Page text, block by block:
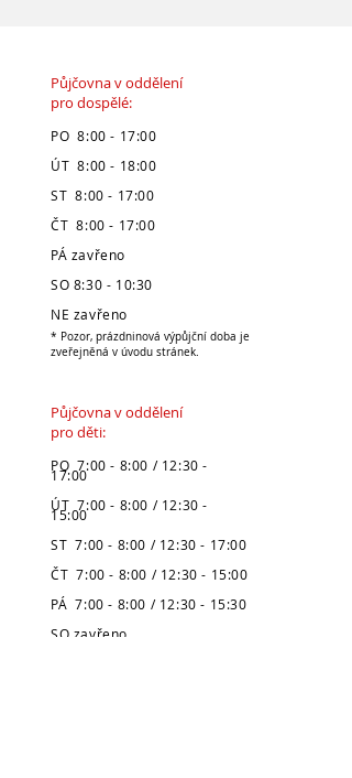
Půjčovna v oddělení
pro dospělé:
PO 8:00 - 17:00
ÚT 8:00 - 18:00
ST 8:00 - 17:00
ČT 8:00 - 17:00
PÁ zavřeno
SO 8:30 - 10:30
NE zavřeno
* Pozor, prázdninová výpůjční doba je
zveřejněná v úvodu stránek.
Půjčovna v oddělení
pro děti:
PO 7:00 - 8:00 / 12:30 -
17:00
ÚT 7:00 - 8:00 / 12:30 -
15:00
ST 7:00 - 8:00 / 12:30 - 17:00
ČT 7:00 - 8:00 / 12:30 - 15:00
PÁ 7:00 - 8:00 / 12:30 - 15:30
SO zavřeno